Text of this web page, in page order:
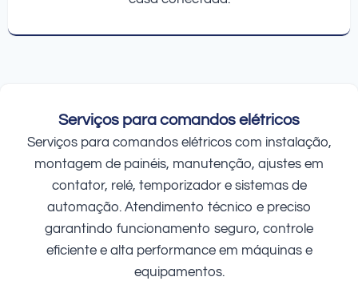
Serviços para comandos elétricos
Serviços para comandos elétricos com instalação,
montagem de painéis, manutenção, ajustes em
contator, relé, temporizador e sistemas de
automação. Atendimento técnico e preciso
garantindo funcionamento seguro, controle
eficiente e alta performance em máquinas e
equipamentos.